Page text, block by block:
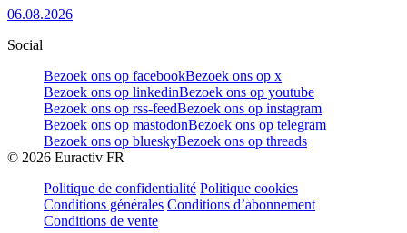
06.08.2026
Social
Bezoek ons op facebookBezoek ons op x
Bezoek ons op linkedinBezoek ons op youtube
Bezoek ons op rss-feedBezoek ons op instagram
Bezoek ons op mastodonBezoek ons op telegram
Bezoek ons op blueskyBezoek ons op threads
© 2026 Euractiv FR
Politique de confidentialité Politique cookies
Conditions générales Conditions d’abonnement
Conditions de vente